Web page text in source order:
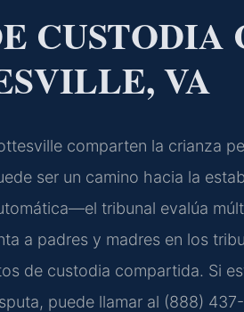
CUSTODIA
VA
comparten la crianza
ser un camino hacia la
tribunal evalúa
a padres y madres en los
de custodia compartida. Si
puede llamar al (888)